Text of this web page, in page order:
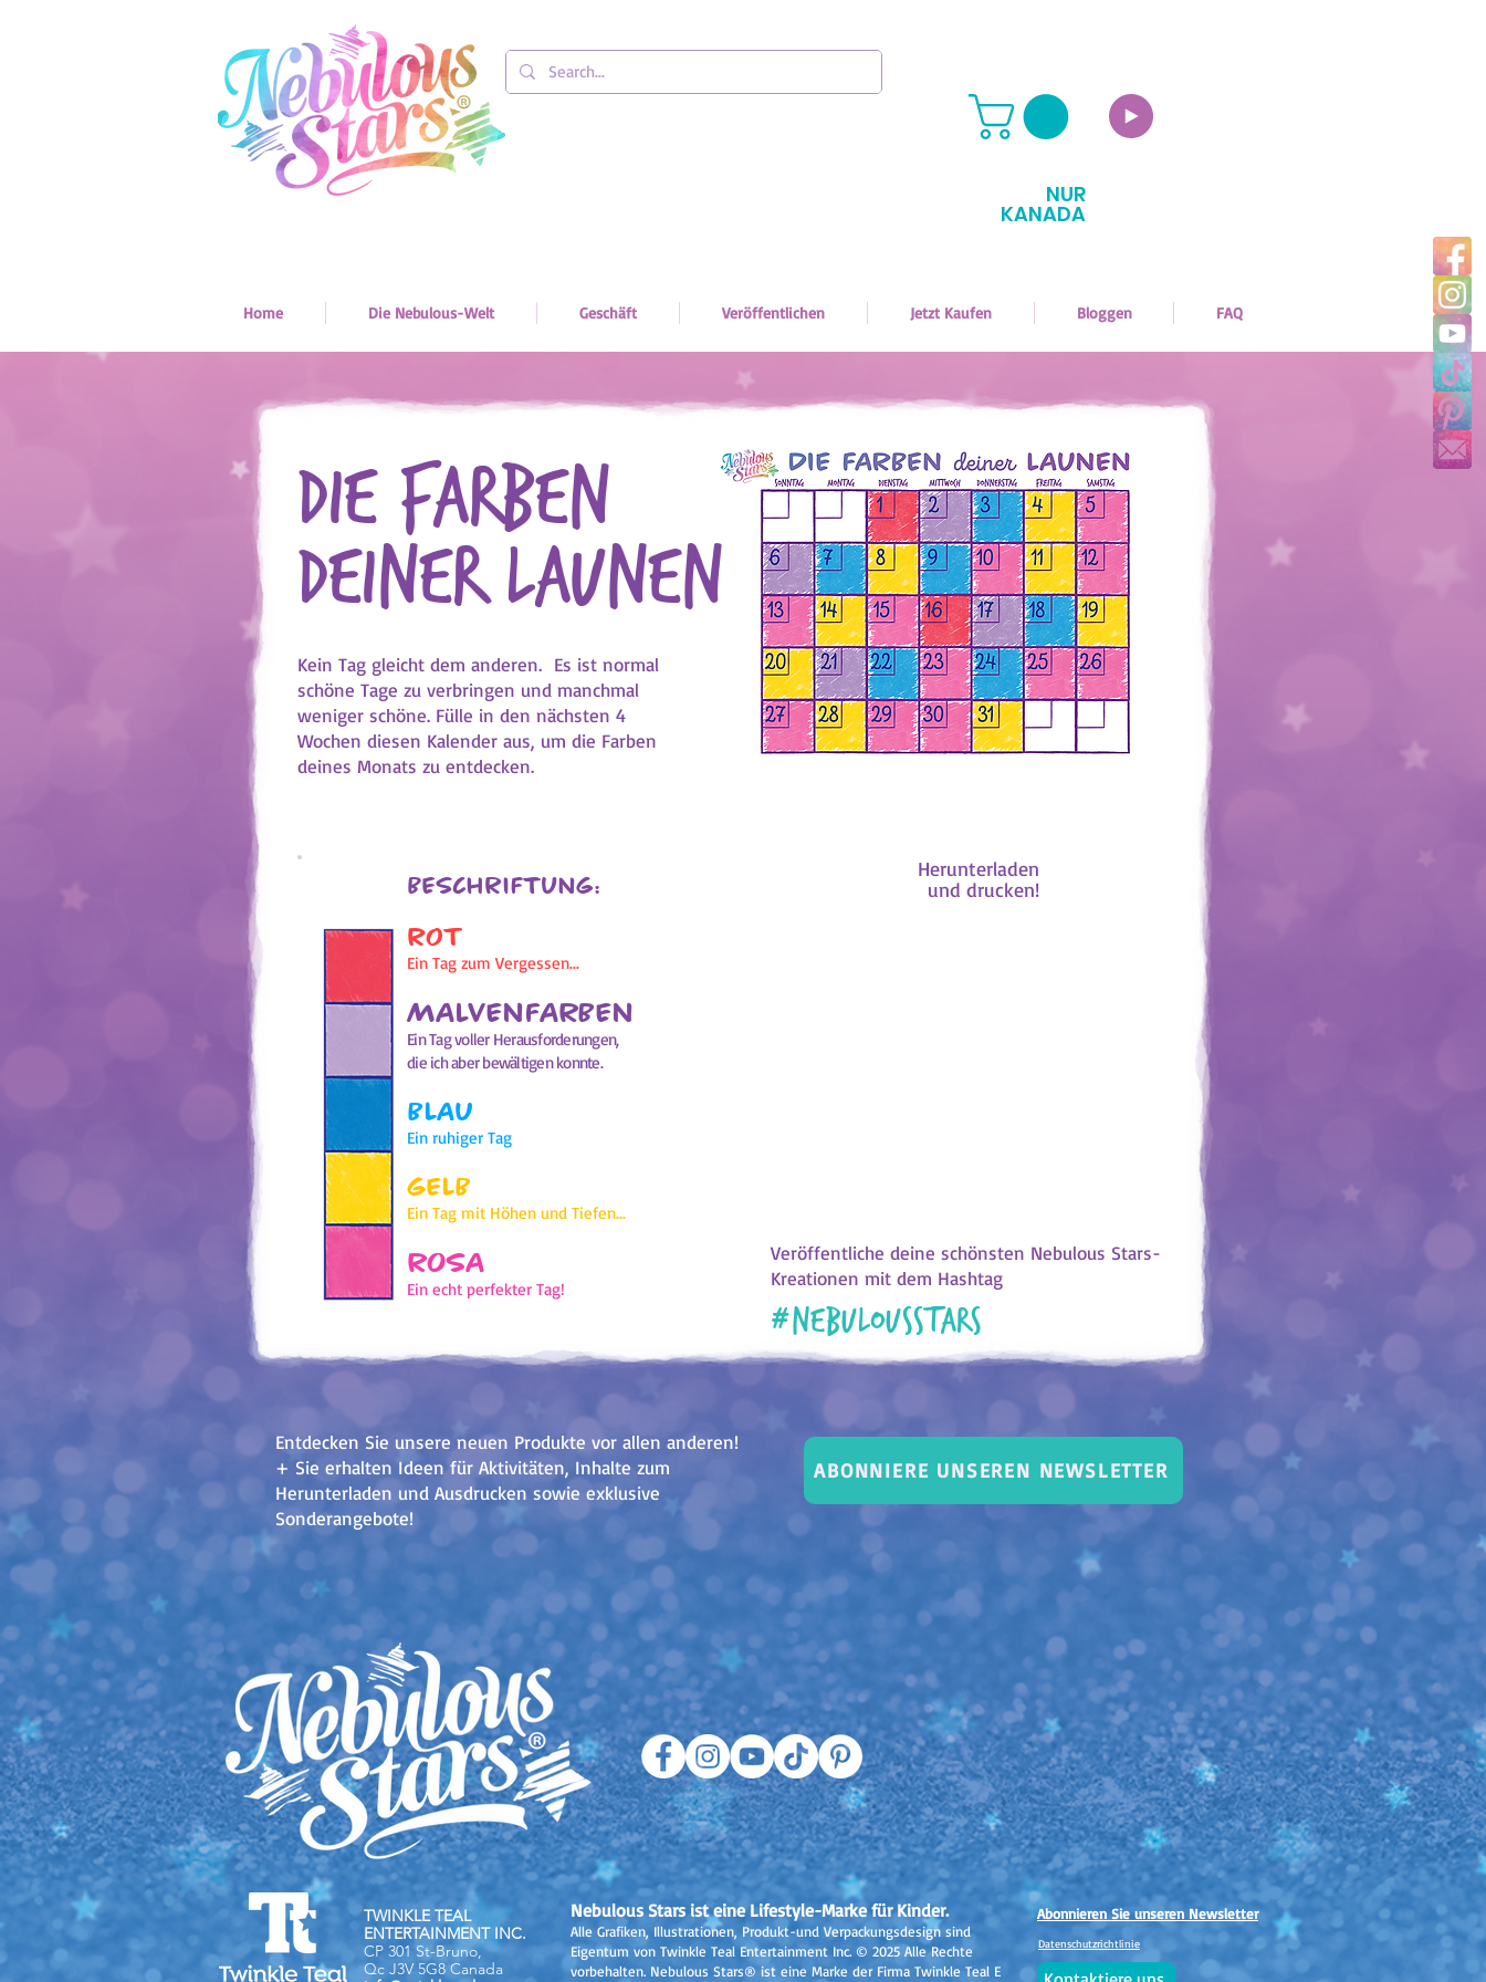
NUR
KANADA
Home Die Nebulous-Welt Geschäft Veröffentlichen Jetzt Kaufen Bloggen FAQ
Herunterladen
und drucken!
Veröffentliche deine schönsten Nebulous Stars-
Kreationen mit dem Hashtag
#nebulousstars
Kein Tag gleicht dem anderen. Es ist normal
schöne Tage zu verbringen und manchmal
weniger schöne. Fülle in den nächsten 4
Wochen diesen Kalender aus, um die Farben
deines Monats zu entdecken.
Beschriftung:
ROT
Ein Tag zum Vergessen...
MALVENFARBEN
Ein Tag voller Herausforderungen,
die ich aber bewältigen konnte.
BLAU
Ein ruhiger Tag
GELB
Ein Tag mit Höhen und Tiefen...
ROSA
Ein echt perfekter Tag!
Die Farben
deiner Launen
Entdecken Sie unsere neuen Produkte vor allen anderen!
+ Sie erhalten Ideen für Aktivitäten, Inhalte zum
Herunterladen und Ausdrucken sowie exklusive
Sonderangebote!
ABONNIERE UNSEREN NEWSLETTER
TWINKLE TEAL
ENTERTAINMENT INC.
CP 301 St-Bruno,
Qc J3V 5G8 Canada
Nebulous Stars ist eine Lifestyle-Marke für Kinder.
Alle Grafiken, Illustrationen, Produkt-und Verpackungsdesign sind
Eigentum von Twinkle Teal Entertainment Inc. © 2025 Alle Rechte
vorbehalten. Nebulous Stars® ist eine Marke der Firma Twinkle Teal E
Abonnieren Sie unseren Newsletter
Datenschutzrichtlinie